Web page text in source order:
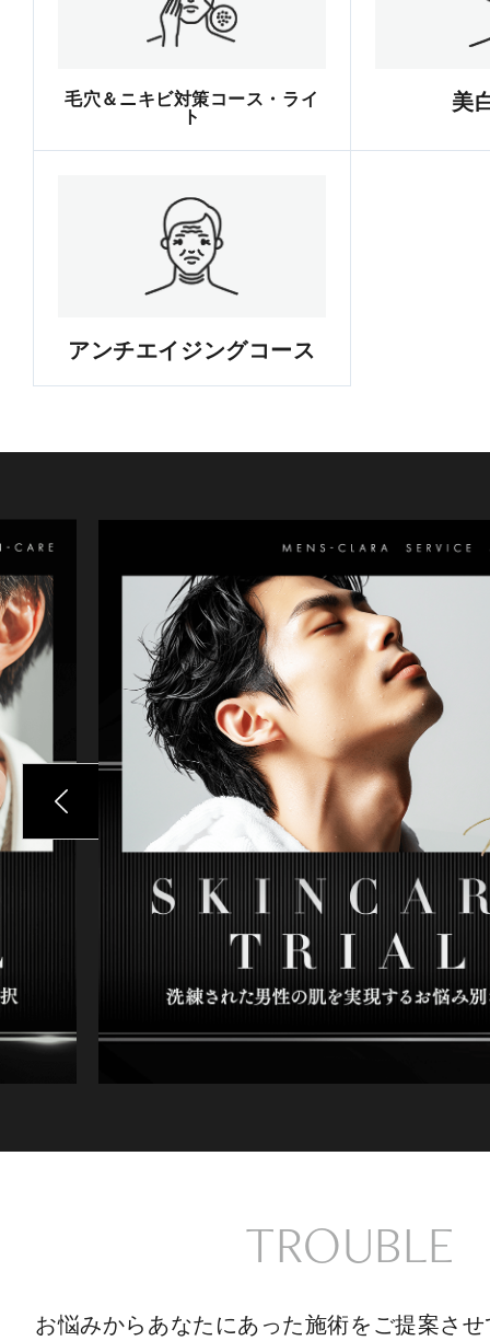
毛穴＆ニキビ対策コース・ライ
ト
美
アンチエイジングコース
TROUBLE
お悩みからあなたにあった施術をご提案さ